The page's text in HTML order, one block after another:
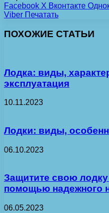
Facebook X Вконтакте
Viber Печатать
ПОХОЖИЕ СТАТЬИ
Лодка: виды,
эксплуатация
10.11.2023
Лодки: виды,
06.10.2023
Защитите свою
помощью надежного
06.05.2023